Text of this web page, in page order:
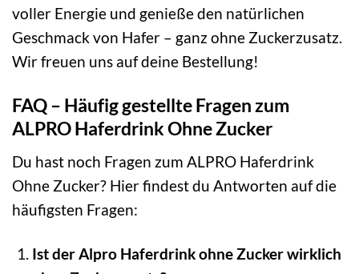
voller Energie und genieße den natürlichen
Geschmack von Hafer – ganz ohne Zuckerzusatz.
Wir freuen uns auf deine Bestellung!
FAQ – Häufig gestellte Fragen zum
ALPRO Haferdrink Ohne Zucker
Du hast noch Fragen zum ALPRO Haferdrink
Ohne Zucker? Hier findest du Antworten auf die
häufigsten Fragen:
Ist der Alpro Haferdrink ohne Zucker wirklich